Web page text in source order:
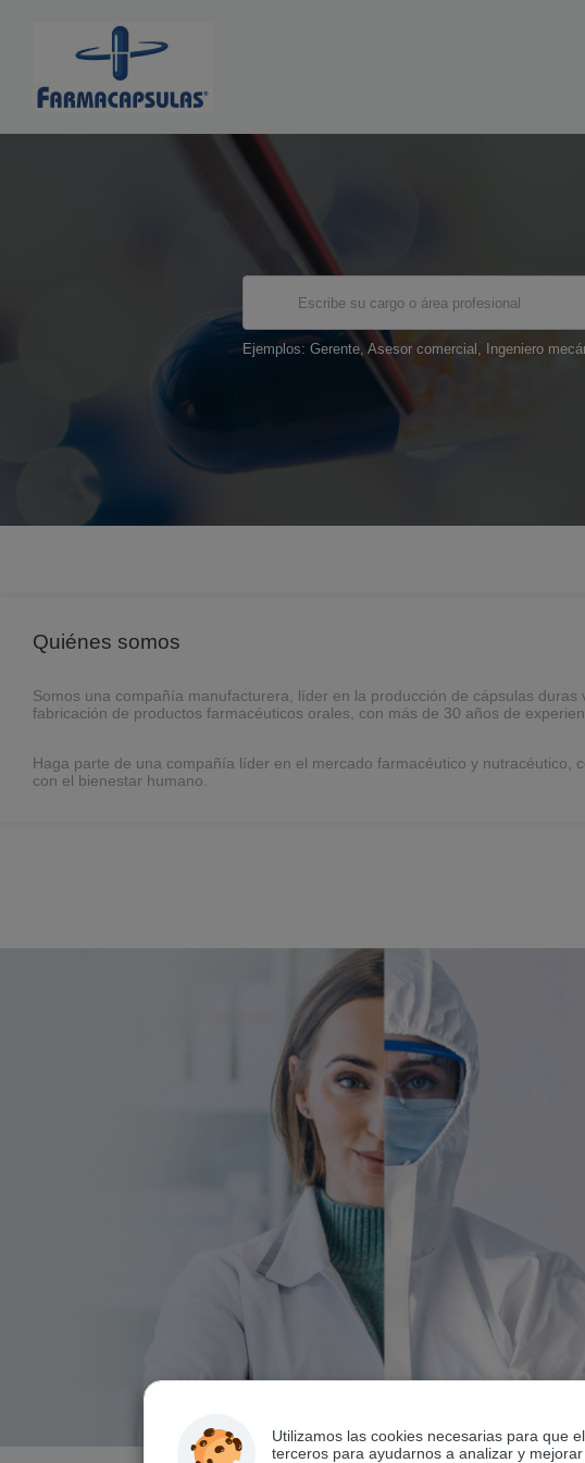
Ejemplos: Gerente, Asesor comercial, Ingeniero
Quiénes somos
Somos una compañía manufacturera, líder en la producción de cápsulas duras
fabricación de productos farmacéuticos orales, con más de 30 años de
Haga parte de una compañía líder en el mercado farmacéutico y nutracéutico,
con el bienestar humano.
Utilizamos las cookies necesarias para que
terceros para ayudarnos a analizar y